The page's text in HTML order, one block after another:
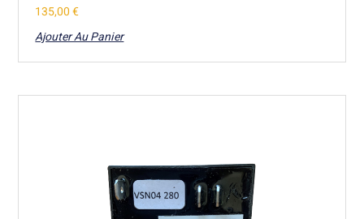
135,00€
Ajouter Au Panier